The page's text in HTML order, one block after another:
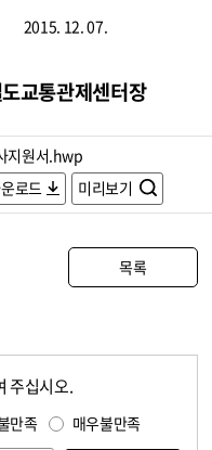
2015. 12. 07.
교통관제센터장
지원서.hwp
로드
미리보기
목록
주십시오.
만족 매우불만족